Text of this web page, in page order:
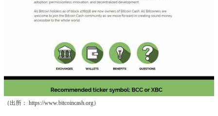
（出所： https://www.bitcoincash.org）